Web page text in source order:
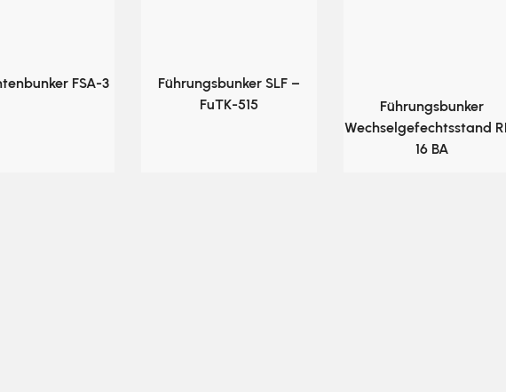
FSA-3
Führungsbunker SLF –
FuTK-515
Führungsbunker
Wechselgefechtsstand
16 BA